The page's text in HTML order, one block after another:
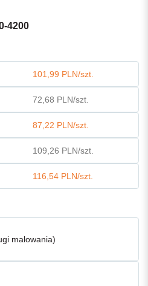
4200
101,99 PLN/szt.
72,68 PLN/szt.
87,22 PLN/szt.
109,26 PLN/szt.
116,54 PLN/szt.
malowania)